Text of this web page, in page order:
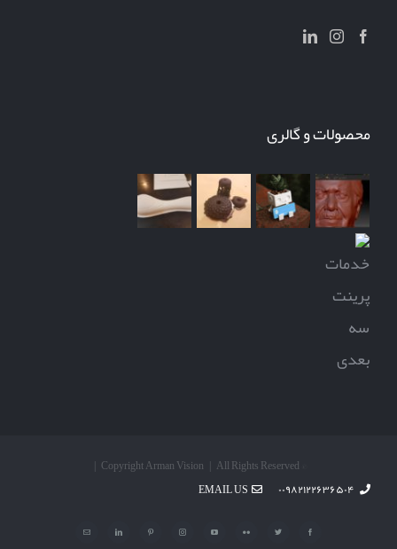
محصولات و گالری
Facebook
Twitter
Flickr
YouTube
Instagram
Pinterest
LinkedIn
پست